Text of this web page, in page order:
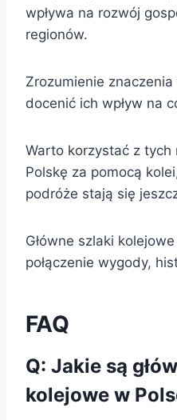
wpływa na rozwój
regionów.
Zrozumienie
docenić ich wpływ na
Warto korzystać z
Polskę za pomocą
podróże stają się
Główne szlaki
połączenie wygody,
FAQ
Q: Jakie są
kolejowe w